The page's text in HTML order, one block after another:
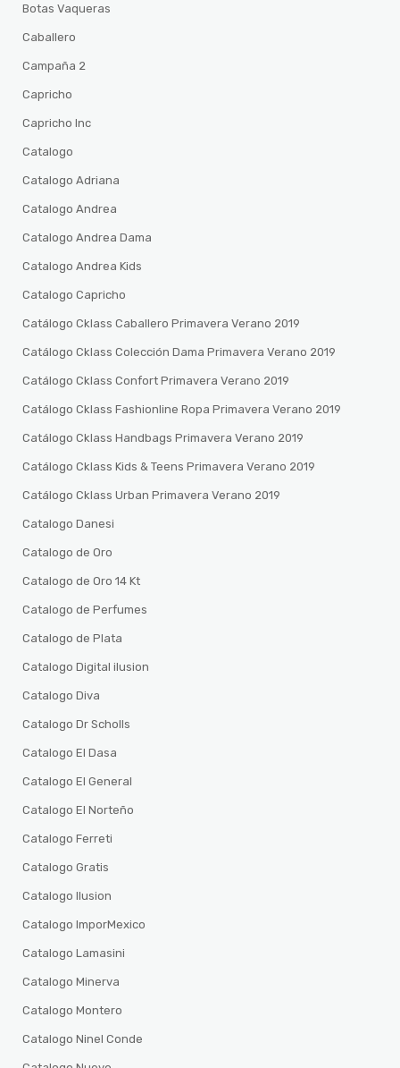
Botas Vaqueras
Caballero
Campaña 2
Capricho
Capricho Inc
Catalogo
Catalogo Adriana
Catalogo Andrea
Catalogo Andrea Dama
Catalogo Andrea Kids
Catalogo Capricho
Catálogo Cklass Caballero Primavera Verano 2019
Catálogo Cklass Colección Dama Primavera Verano 2019
Catálogo Cklass Confort Primavera Verano 2019
Catálogo Cklass Fashionline Ropa Primavera Verano 2019
Catálogo Cklass Handbags Primavera Verano 2019
Catálogo Cklass Kids & Teens Primavera Verano 2019
Catálogo Cklass Urban Primavera Verano 2019
Catalogo Danesi
Catalogo de Oro
Catalogo de Oro 14 Kt
Catalogo de Perfumes
Catalogo de Plata
Catalogo Digital ilusion
Catalogo Diva
Catalogo Dr Scholls
Catalogo El Dasa
Catalogo El General
Catalogo El Norteño
Catalogo Ferreti
Catalogo Gratis
Catalogo Ilusion
Catalogo ImporMexico
Catalogo Lamasini
Catalogo Minerva
Catalogo Montero
Catalogo Ninel Conde